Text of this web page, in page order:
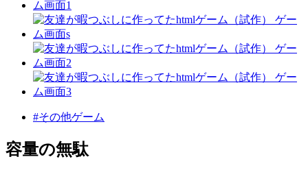
#その他ゲーム
容量の無駄